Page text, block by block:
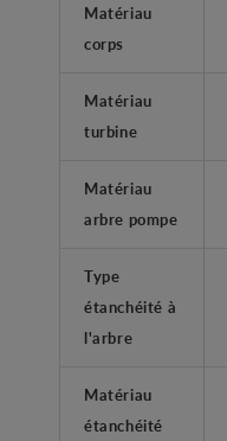
Matériau
corps
Matériau
turbine
Matériau
arbre pompe
Type
étanchéité à
l'arbre
Matériau
étanchéité